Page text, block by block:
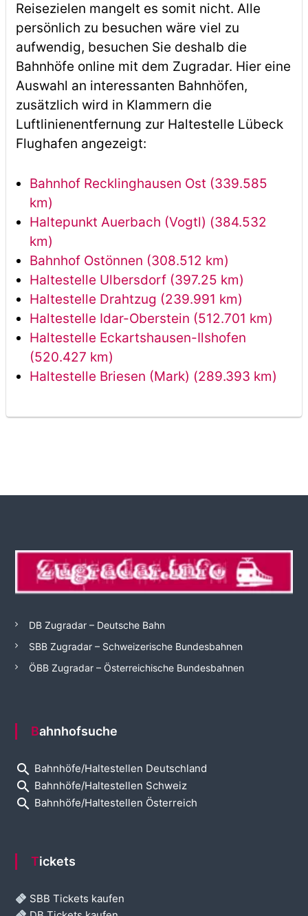
Reisezielen mangelt es somit nicht. Alle
persönlich zu besuchen wäre viel zu
aufwendig, besuchen Sie deshalb die
Bahnhöfe online mit dem Zugradar. Hier eine
Auswahl an interessanten Bahnhöfen,
zusätzlich wird in Klammern die
Luftlinienentfernung zur Haltestelle Lübeck
Flughafen angezeigt:
Bahnhof Recklinghausen Ost (339.585
km)
Haltepunkt Auerbach (Vogtl) (384.532
km)
Bahnhof Ostönnen (308.512 km)
Haltestelle Ulbersdorf (397.25 km)
Haltestelle Drahtzug (239.991 km)
Haltestelle Idar-Oberstein (512.701 km)
Haltestelle Eckartshausen-Ilshofen
(520.427 km)
Haltestelle Briesen (Mark) (289.393 km)
DB Zugradar – Deutsche Bahn
SBB Zugradar – Schweizerische Bundesbahnen
ÖBB Zugradar – Österreichische Bundesbahnen
Bahnhofsuche
search Bahnhöfe/Haltestellen Deutschland
search Bahnhöfe/Haltestellen Schweiz
search Bahnhöfe/Haltestellen Österreich
Tickets
SBB Tickets kaufen